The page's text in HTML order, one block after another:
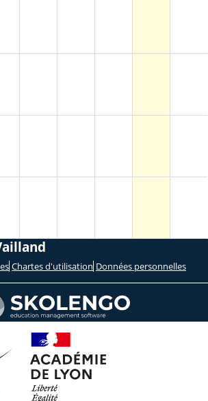
Chartes d'utilisation Données personnelles